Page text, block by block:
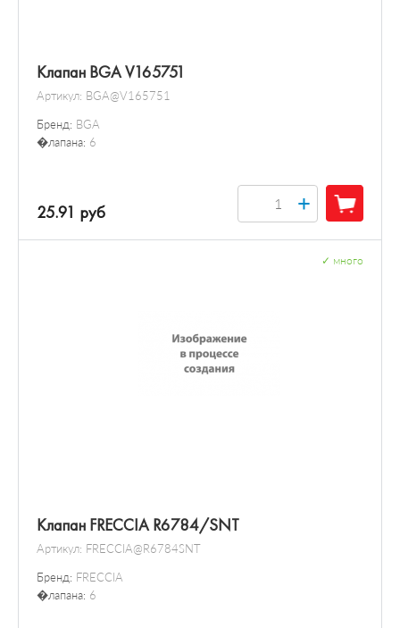
Клапан BGA V165751
Артикул: BGA@V165751
Бренд: BGA
�лапана: 6
25.91 руб +
Клапан FRECCIA R6784/SNT
Артикул: FRECCIA@R6784SNT
Бренд: FRECCIA
�лапана: 6
много